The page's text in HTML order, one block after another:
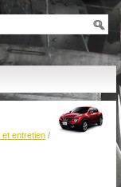
et entretien /